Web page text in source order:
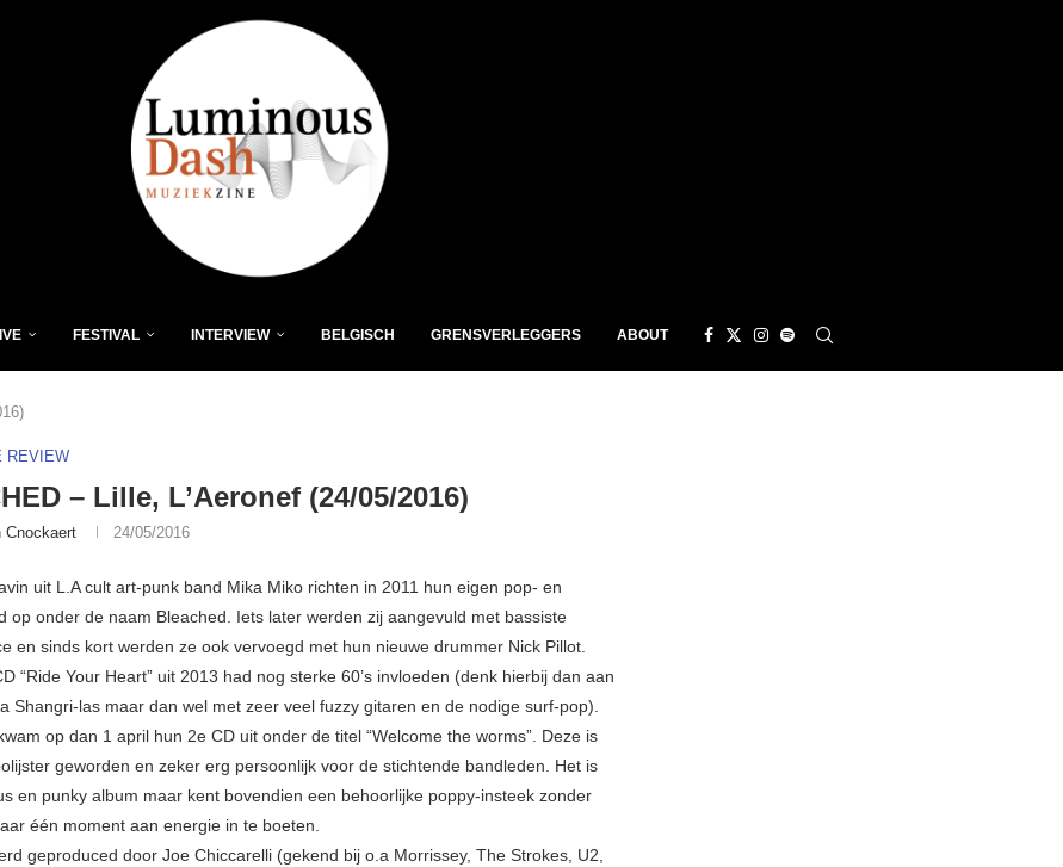
FESTIVAL INTERVIEW BELGISCH GRENSVERLEGGERS ABOUT
REVIEW
– Lille, L’Aeronef (24/05/2016)
Cnockaert 24/05/2016
uit L.A cult art-punk band Mika Miko richten in 2011 hun eigen pop- en
op onder de naam Bleached. Iets later werden zij aangevuld met bassiste
en sinds kort werden ze ook vervoegd met hun nieuwe drummer Nick Pillot.
“Ride Your Heart” uit 2013 had nog sterke 60’s invloeden (denk hierbij dan aan
Shangri-las maar dan wel met zeer veel fuzzy gitaren en de nodige surf-pop).
op dan 1 april hun 2e CD uit onder de titel “Welcome the worms”. Deze is
geworden en zeker erg persoonlijk voor de stichtende bandleden. Het is
en punky album maar kent bovendien een behoorlijke poppy-insteek zonder
één moment aan energie in te boeten.
geproduced door Joe Chiccarelli (gekend bij o.a Morrissey, The Strokes, U2,